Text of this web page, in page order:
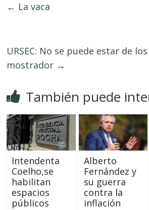
← La vaca
URSEC: No se puede estar de
mostrador →
También puede
Intendenta
Coelho,se
habilitan
espacios
públicos
Alberto
Fernández y
su guerra
contra la
inflación